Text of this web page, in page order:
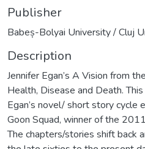
Publisher
Babeș-Bolyai University / Cluj
Description
Jennifer Egan’s A Vision from
Health, Disease and Death.
Egan’s novel/ short story
Goon Squad, winner of the
The chapters/stories shift back